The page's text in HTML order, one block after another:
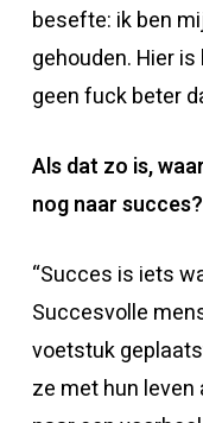
besefte: ik ben
gehouden. Hier
geen fuck beter
Als dat zo is,
nog naar succes?
“Succes is iets
Succesvolle
voetstuk
ze met hun leven